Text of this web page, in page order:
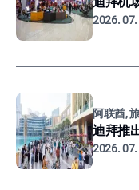
2026.
阿联酋,
迪拜推
2026.